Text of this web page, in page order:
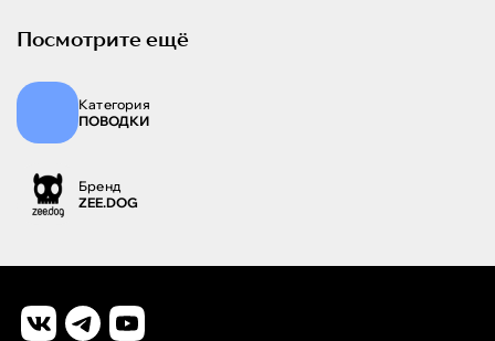
Посмотрите ещё
Категория
ПОВОДКИ
Бренд
ZEE.DOG